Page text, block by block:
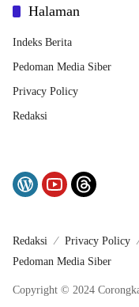
Halaman
Indeks Berita
Pedoman Media Siber
Privacy Policy
Redaksi
Redaksi Privacy Policy
Pedoman Media Siber
Copyright © 2024